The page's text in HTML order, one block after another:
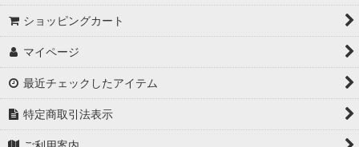
ショッピングカート
マイページ
最近チェックしたアイテム
特定商取引法表示